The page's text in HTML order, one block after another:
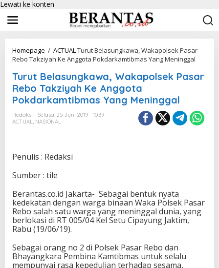
Lewati ke konten
Homepage / ACTUALTurut Belasungkawa, Wakapolsek Pasar
Rebo Takziyah Ke Anggota Pokdarkamtibmas Yang Meninggal
Turut Belasungkawa, Wakapolsek Pasar
Rebo Takziyah Ke Anggota
Pokdarkamtibmas Yang Meninggal
Redaksi
Selasa, 25 Juni 2019 - 10:39
ACTUAL, NASIONAL
Penulis : Redaksi
Sumber : tile
Berantas.co.id Jakarta- Sebagai bentuk nyata
kedekatan dengan warga binaan Waka Polsek Pasar
Rebo salah satu warga yang meninggal dunia, yang
berlokasi di RT 005/04 Kel Setu Cipayung Jaktim,
Rabu (19/06/19).
Sebagai orang no 2 di Polsek Pasar Rebo dan
Bhayangkara Pembina Kamtibmas untuk selalu
mempunyai rasa kepedulian terhadap sesama,